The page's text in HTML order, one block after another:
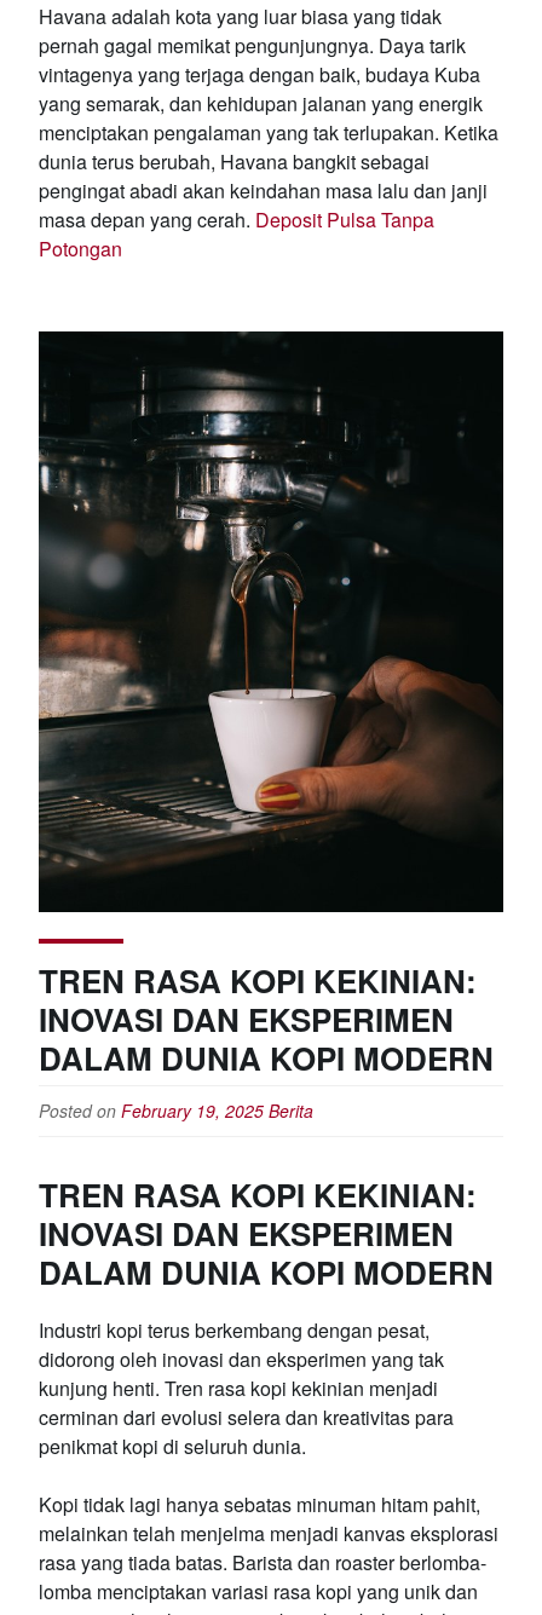
Havana adalah kota yang luar biasa yang tidak
pernah gagal memikat pengunjungnya. Daya tarik
vintagenya yang terjaga dengan baik, budaya Kuba
yang semarak, dan kehidupan jalanan yang energik
menciptakan pengalaman yang tak terlupakan. Ketika
dunia terus berubah, Havana bangkit sebagai
pengingat abadi akan keindahan masa lalu dan janji
masa depan yang cerah. Deposit Pulsa Tanpa
Potongan
TREN RASA KOPI KEKINIAN:
INOVASI DAN EKSPERIMEN
DALAM DUNIA KOPI MODERN
Posted on February 19, 2025 Berita
TREN RASA KOPI KEKINIAN:
INOVASI DAN EKSPERIMEN
DALAM DUNIA KOPI MODERN
Industri kopi terus berkembang dengan pesat,
didorong oleh inovasi dan eksperimen yang tak
kunjung henti. Tren rasa kopi kekinian menjadi
cerminan dari evolusi selera dan kreativitas para
penikmat kopi di seluruh dunia.
Kopi tidak lagi hanya sebatas minuman hitam pahit,
melainkan telah menjelma menjadi kanvas eksplorasi
rasa yang tiada batas. Barista dan roaster berlomba-
lomba menciptakan variasi rasa kopi yang unik dan